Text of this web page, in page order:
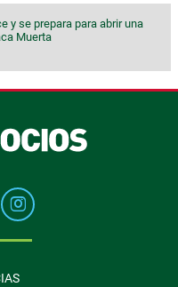
y se prepara para abrir una
Muerta